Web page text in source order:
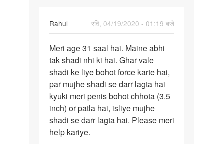
Rahul
रवि, 04/19/2020 - 01:19 बजे
Meri
age
31
saal
hai.
Maine…
Meri age 31 saal hai. Maine abhi
tak shadi nhi ki hai. Ghar vale
shadi ke liye bohot force karte hai,
par mujhe shadi se darr lagta hai
kyuki meri penis bohot chhota (3.5
inch) or patla hai, isliye mujhe
shadi se darr lagta hai. Please meri
help kariye.